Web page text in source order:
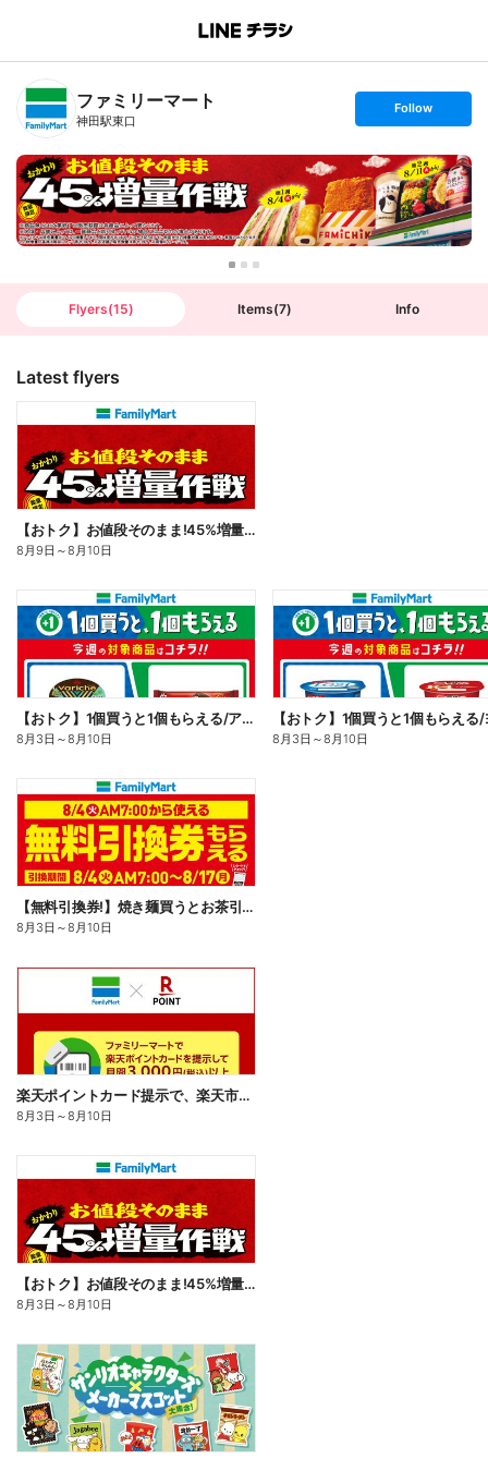
B
n
T
ファミリーマート
神田駅東口
s
t
o
l
l
o
w
Follow
Flyers(15) Items(7) Info
Latest flyers
【おトク】お値段そのまま!45%増量作戦!
8月9日 ～8月10日
【おトク】1個買うと1個もらえる/アイス
8月3日 ～8月10日 8月3日 ～8月10日
【無料引換券!】焼き麺買うとお茶引換券貰える!
8月3日 ～8月10日
楽天ポイントカード提示で、楽天市場でのお買い物がおトクに!
8月3日 ～8月10日
【おトク】お値段そのまま!45%増量作戦!
8月3日 ～8月10日